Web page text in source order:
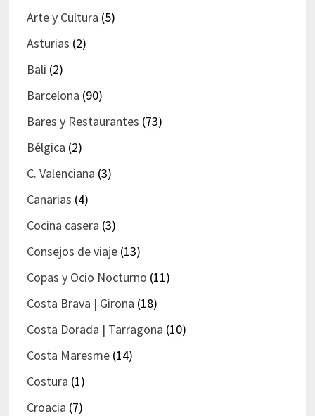
Arte y Cultura (5)
Asturias (2)
Bali (2)
Barcelona (90)
Bares y Restaurantes (73)
Bélgica (2)
C. Valenciana (3)
Canarias (4)
Cocina casera (3)
Consejos de viaje(13)
Copas y Ocio Nocturno (11)
Costa Brava | Girona (18)
Costa Dorada | Tarragona (10)
Costa Maresme(14)
Costura (1)
Croacia (7)